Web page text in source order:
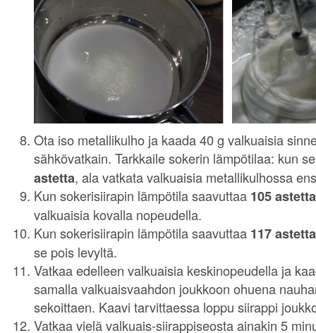
Ota iso metallikulho ja kaada 40 g valkuaisia
sähkövatkain. Tarkkaile sokerin lämpötilaa: kun
astetta, ala vatkata valkuaisia metallikulhossa
Kun sokerisiirapin lämpötila saavuttaa 105 astetta
valkuaisia kovalla nopeudella.
Kun sokerisiirapin lämpötila saavuttaa 117 astetta
se pois levyltä.
Vatkaa edelleen valkuaisia keskinopeudella ja
samalla valkuaisvaahdon joukkoon ohuena
sekoittaen. Kaavi tarvittaessa loppu siirappi
Vatkaa vielä valkuais-siirappiseosta ainakin 5